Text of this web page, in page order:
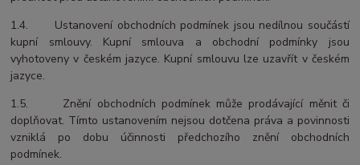
1.4. Ustanovení obchodních podmínek jsou nedílnou součástí
kupní smlouvy. Kupní smlouva a obchodní podmínky jsou
vyhotoveny v českém jazyce. Kupní smlouvu lze uzavřít v českém
jazyce.
1.5. Znění obchodních podmínek může prodávající měnit či
doplňovat. Tímto ustanovením nejsou dotčena práva a povinnosti
vzniklá po dobu účinnosti předchozího znění obchodních
podmínek.